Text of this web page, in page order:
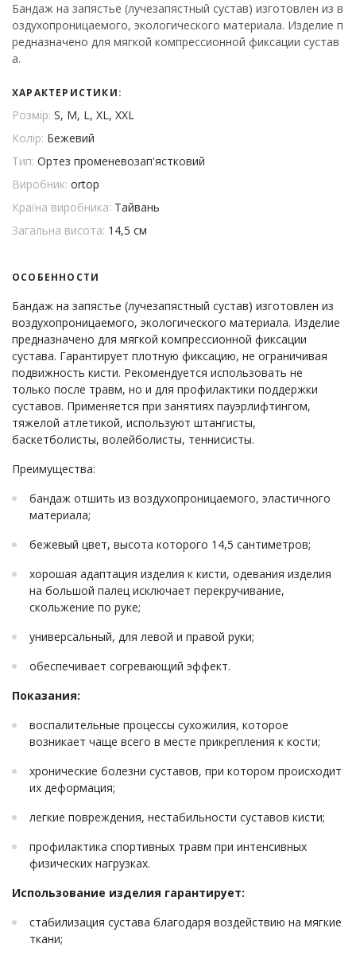
Бандаж на запястье (лучезапястный сустав) изготовлен из в
оздухопроницаемого, экологического материала. Изделие п
редназначено для мягкой компрессионной фиксации сустав
а.
ХАРАКТЕРИСТИКИ:
Розмір: S, M, L, XL, XXL
Колір: Бежевий
Тип: Ортез променевозап'ястковий
Виробник: ortop
Країна виробника: Тайвань
Загальна висота: 14,5 см
ОСОБЕННОСТИ
Бандаж на запястье (лучезапястный сустав) изготовлен из
воздухопроницаемого, экологического материала. Изделие
предназначено для мягкой компрессионной фиксации
сустава. Гарантирует плотную фиксацию, не ограничивая
подвижность кисти. Рекомендуется использовать не
только после травм, но и для профилактики поддержки
суставов. Применяется при занятиях пауэрлифтингом,
тяжелой атлетикой, используют штангисты,
баскетболисты, волейболисты, теннисисты.
Преимущества:
бандаж отшить из воздухопроницаемого, эластичного
материала;
бежевый цвет, высота которого 14,5 сантиметров;
хорошая адаптация изделия к кисти, одевания изделия
на большой палец исключает перекручивание,
скольжение по руке;
универсальный, для левой и правой руки;
обеспечивает согревающий эффект.
Показания:
воспалительные процессы сухожилия, которое
возникает чаще всего в месте прикрепления к кости;
хронические болезни суставов, при котором происходит
их деформация;
легкие повреждения, нестабильности суставов кисти;
профилактика спортивных травм при интенсивных
физических нагрузках.
Использование изделия гарантирует:
стабилизация сустава благодаря воздействию на мягкие
ткани;